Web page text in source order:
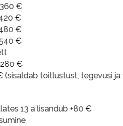
360 €
€
€
€
280 €
(sisaldab toitlustust, tegevusi ja
13 a lisandub +80 €